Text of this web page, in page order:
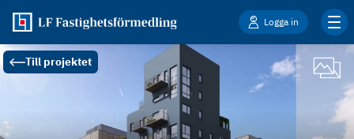
Logga in
Till projektet